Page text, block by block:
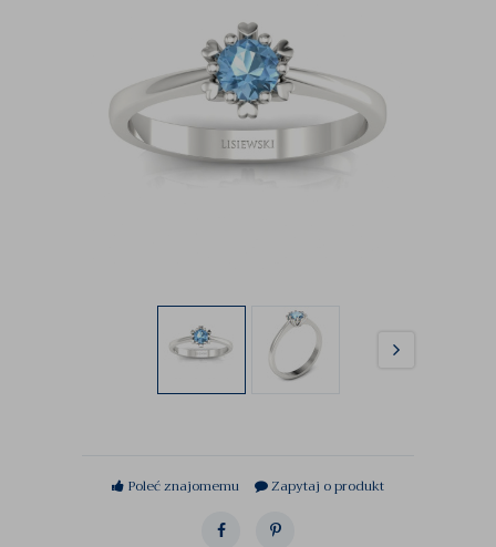
Poleć znajomemu Zapytaj o produkt